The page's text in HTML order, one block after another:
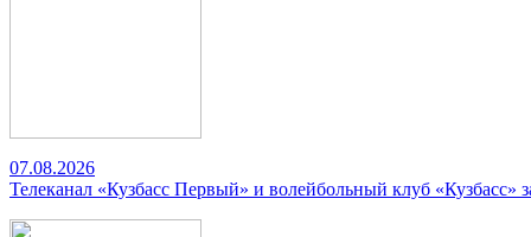
07.08.2026
Телеканал «Кузбасс Первый» и волейбольный клуб «Кузбасс»